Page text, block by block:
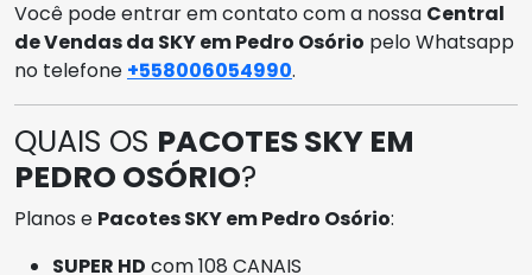
Você pode entrar em contato com a nossa Central
de Vendas da SKY em Pedro Osório pelo Whatsapp
no telefone +558006054990.
QUAIS OS PACOTES SKY EM
PEDRO OSÓRIO?
Planos e Pacotes SKY em Pedro Osório:
SUPER HD com 108 CANAIS